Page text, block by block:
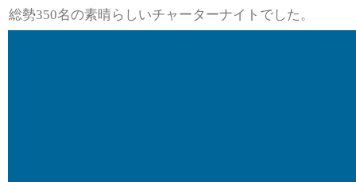
総勢350名の素晴らしいチャーターナイトでした。